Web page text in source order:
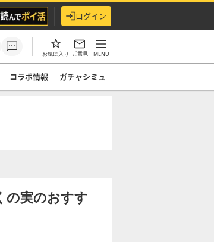
ログイン
お気に入り ご意見 MENU
コラボ情報 ガチャシミュ
の実のおすす